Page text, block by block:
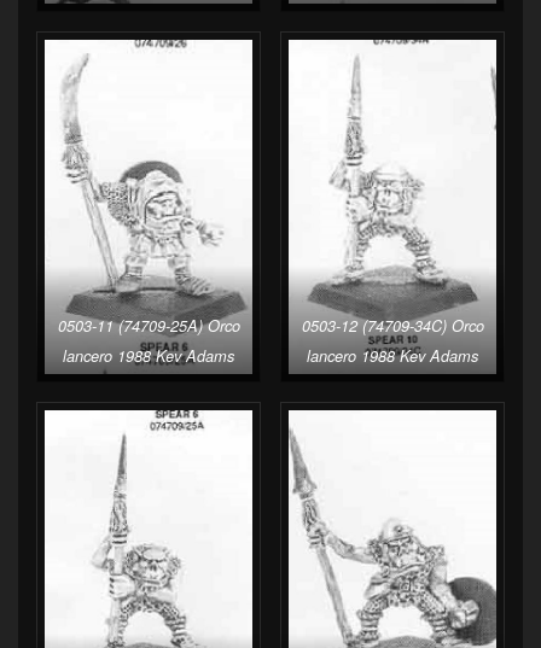
0503-11 (74709-25A) Orco
lancero 1988 Kev Adams
0503-12 (74709-34C) Orco
lancero 1988 Kev Adams